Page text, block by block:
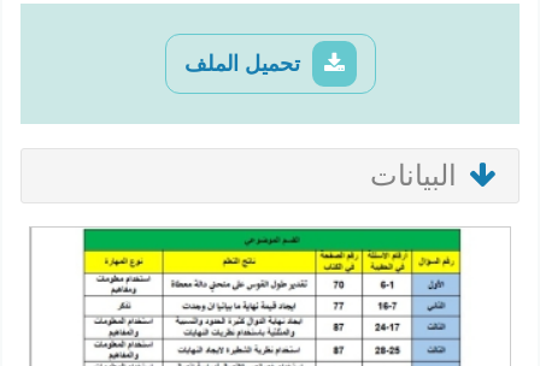
تحميل الملف
البيانات